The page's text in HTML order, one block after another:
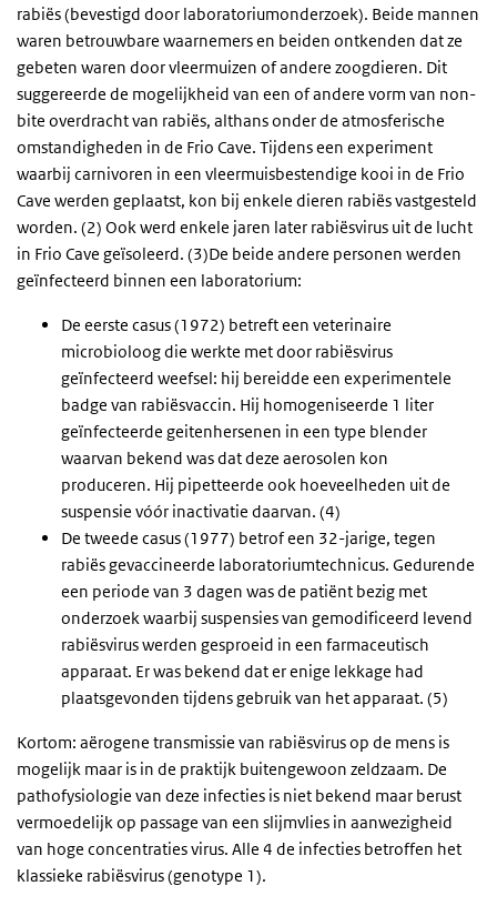
rabiës (bevestigd door laboratoriumonderzoek). Beide mannen
waren betrouwbare waarnemers en beiden ontkenden dat ze
gebeten waren door vleermuizen of andere zoogdieren. Dit
suggereerde de mogelijkheid van een of andere vorm van non-
bite overdracht van rabiës, althans onder de atmosferische
omstandigheden in de Frio Cave. Tijdens een experiment
waarbij carnivoren in een vleermuisbestendige kooi in de Frio
Cave werden geplaatst, kon bij enkele dieren rabiës vastgesteld
worden. (2) Ook werd enkele jaren later rabiësvirus uit de lucht
in Frio Cave geïsoleerd. (3)De beide andere personen werden
geïnfecteerd binnen een laboratorium:
De eerste casus (1972) betreft een veterinaire
microbioloog die werkte met door rabiësvirus
geïnfecteerd weefsel: hij bereidde een experimentele
badge van rabiësvaccin. Hij homogeniseerde 1 liter
geïnfecteerde geitenhersenen in een type blender
waarvan bekend was dat deze aerosolen kon
produceren. Hij pipetteerde ook hoeveelheden uit de
suspensie vóór inactivatie daarvan. (4)
De tweede casus (1977) betrof een 32-jarige, tegen
rabiës gevaccineerde laboratoriumtechnicus. Gedurende
een periode van 3 dagen was de patiënt bezig met
onderzoek waarbij suspensies van gemodificeerd levend
rabiësvirus werden gesproeid in een farmaceutisch
apparaat. Er was bekend dat er enige lekkage had
plaatsgevonden tijdens gebruik van het apparaat. (5)
Kortom: aërogene transmissie van rabiësvirus op de mens is
mogelijk maar is in de praktijk buitengewoon zeldzaam. De
pathofysiologie van deze infecties is niet bekend maar berust
vermoedelijk op passage van een slijmvlies in aanwezigheid
van hoge concentraties virus. Alle 4 de infecties betroffen het
klassieke rabiësvirus (genotype 1).